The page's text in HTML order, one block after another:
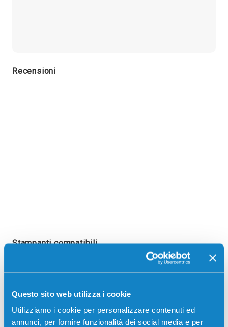
Questo sito web utilizza i cookie
Utilizziamo i cookie per personalizzare contenuti ed
annunci, per fornire funzionalità dei social media e per
Recensioni
Stampanti compatibili